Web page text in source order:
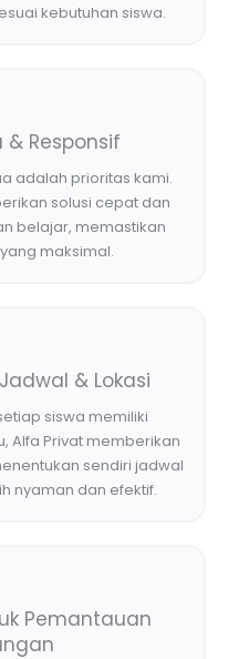
kebutuhan siswa.
Responsif
adalah prioritas kami.
solusi cepat dan
belajar, memastikan
maksimal.
& Lokasi
siswa memiliki
Alfa Privat memberikan
sendiri jadwal
nyaman dan efektif.
Pemantauan